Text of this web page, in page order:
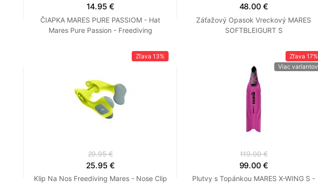
14.95 €
ČIAPKA MARES PURE PASSIOM - Hat
Mares Pure Passion - Freediving
48.00 €
Záťažový Opasok Vreckový MARES
SOFTBLEIGURT S
Zľava 13%
29.95 €
25.95 €
Klip Na Nos Freediving Mares - Nose Clip
Zľava 17%
Viac variantov
119.00 €
99.00 €
Plutvy s Topánkou MARES X-WING S -